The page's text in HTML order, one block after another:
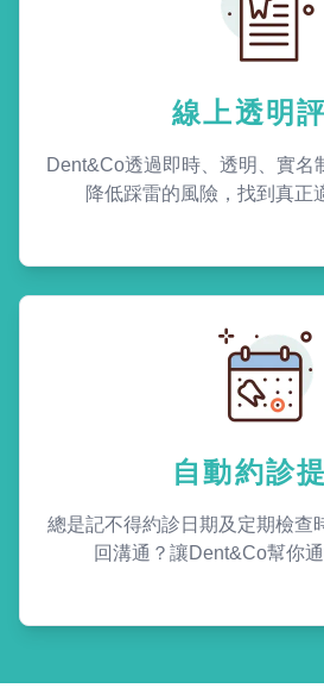
線上透明
Dent&Co透過即時、透明、實名
降低踩雷的風險，找到真正
自動約診
總是記不得約診日期及定期檢查
回溝通？讓Dent&Co幫你通